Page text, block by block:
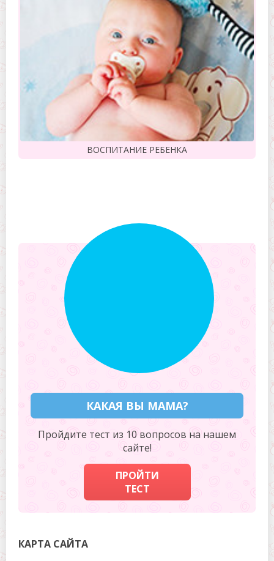
ВОСПИТАНИЕ РЕБЕНКА
КАКАЯ ВЫ МАМА?
Пройдите тест из 10 вопросов на нашем
сайте!
ПРОЙТИ
ТЕСТ
КАРТА САЙТА